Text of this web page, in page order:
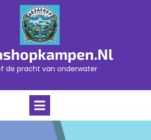
de pracht van onderwater
Open